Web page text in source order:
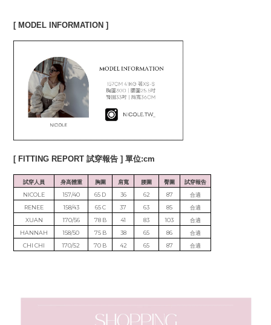
[ MODEL INFORMATION ]
[ FITTING REPORT 試穿報告 ] 單位:cm
試穿人員 身高體重 胸圍 肩寬 腰圍 臀圍
試穿報告
NICOLE
157/40 65 D 36 62 87
合適
RENEE
158/43 65 C 37 63 85
合適
XUAN
170/56 78 B 41 83 103
合適
HANNAH
158/50 75 B 38 65 86
合適
CHI CHI
170/52 70 B 42 65 87 合適